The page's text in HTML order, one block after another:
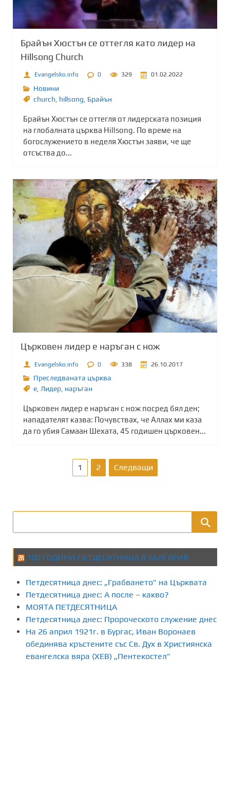
Брайън Хюстън се оттегля като лидер на
Hillsong Church
Evangelsko.info 0 329 01.02.2022
Новини
church hillsong Брайън
Брайън Хюстън се оттегля от лидерската позиция
на глобалната църква Hillsong. По време на
богослужението в неделя Хюстън заяви, че ще
отсъства до...
Църковен лидер е наръган с нож
Evangelsko.info 0 338 26.10.2017
Преследваната църква
е Лидер наръган
Църковен лидер е наръган с нож посред бял ден;
нападателят казва: Почувствах, че Аллах ми каза
да го убия Самаан Шехата, 45 годишен църковен...
з
д
е
я
н
е
1 2 Следващи
100 ГОДИНИ ПЕТДЕСЯТНИЦА В БЪЛГАРИЯ
Петдесятница днес: „Грабването” на Църквата
Петдесятница днес: А после – какво?
МОЯТА ПЕТДЕСЯТНИЦА
Петдесятница днес: Пророческото служение днес
На 26 април 1921г. в Бургас, Иван Воронаев
обединява кръстените със Св. Дух в Християнска
евангелска вяра (ХЕВ) „Пентекостел”